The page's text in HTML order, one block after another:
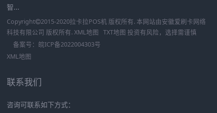
智...
Copyright 2015-2020拉卡拉POS机 版权所有. 本网站由安徽爱刷卡网络
科技有限公司 版权所有. XML地图 TXT地图 投资有风险，选择需谨慎
备案号： 皖ICP备2022004303号
XML地图
联系我们
咨询可联系如下方式：